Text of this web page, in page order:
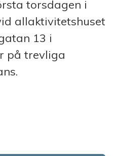
torsdagen i
allaktivitetshuset
13 i
på trevliga
PLANERADE